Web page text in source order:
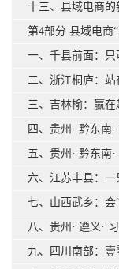
十三、县域电商
第4部分 县域电商
一、千县前面：
二、浙江桐庐：
三、吉林榆：赢在
四、贵州· 黔东南
五、贵州· 黔东南
六、江苏丰县：一
七、山西武乡：会
八、贵州· 遵义·
九、四川南部：壹